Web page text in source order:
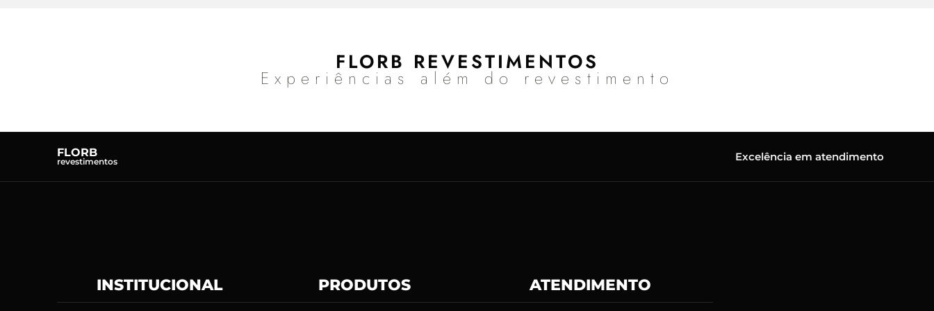
FLORB REVESTIMENTOS
Experiências além do revestimento
FLORB
revestimentos Excelência em atendimento
INSTITUCIONAL PRODUTOS ATENDIMENTO